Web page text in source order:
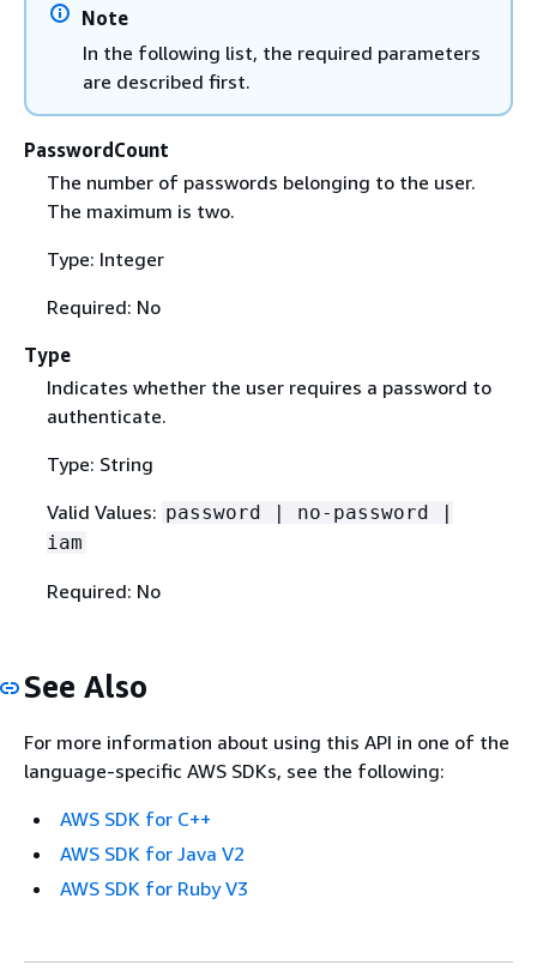
Note
In the following list, the required parameters
are described first.
PasswordCount
The number of passwords belonging to the user.
The maximum is two.
Type: Integer
Required: No
Type
Indicates whether the user requires a password to
authenticate.
Type: String
Valid Values: password | no-password |
iam
Required: No
See Also
For more information about using this API in one of the
language-specific AWS SDKs, see the following:
AWS SDK for C++
AWS SDK for Java V2
AWS SDK for Ruby V3